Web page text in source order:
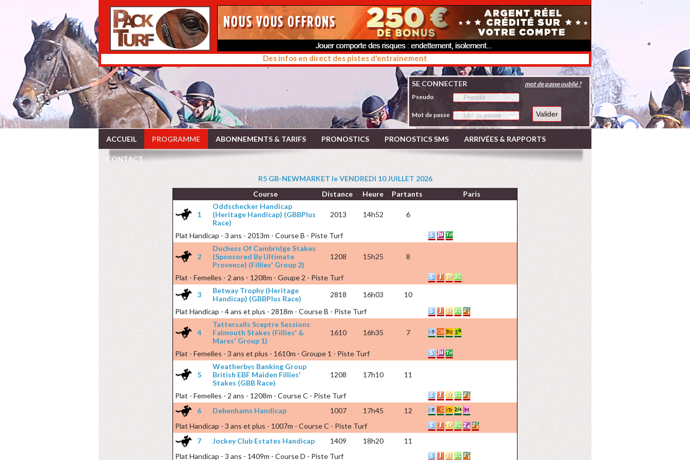
Des infos en direct des pistes d'entraînement
SE CONNECTER
Pseudo
Mot de passe
mot de passe oublié ?
ACCUEIL PROGRAMME ABONNEMENTS & TARIFS PRONOSTICS PRONOSTICS SMS ARRIVÉES & RAPPORTS
CONTACT
R5 GB-NEWMARKET le VENDREDI 10 JUILLET 2026
Course
Distance Heure Partants Paris
1
Oddschecker Handicap
(Heritage Handicap) (GBBPlus
Race)
2013 14h52 6
Plat Handicap - 3 ans - 2013m - Course B - Piste Turf
2
Duchess Of Cambridge Stakes
(Sponsored By Ultimate
Provence) (Fillies' Group 2)
1208 15h25 8
Plat - Femelles - 2 ans - 1208m - Goupe 2 - Piste Turf
3
Betway Trophy (Heritage
Handicap) (GBBPlus Race)
2818 16h03
10
Plat Handicap - 4 ans et plus - 2818m - Course B - Piste Turf
4
Tattersalls Sceptre Sessions
Falmouth Stakes (Fillies' &
Mares' Group 1)
1610 16h35 7
Plat - Femelles - 3 ans et plus - 1610m - Groupe 1 - Piste Turf
5
Weatherbys Banking Group
British EBF Maiden Fillies'
Stakes (GBB Race)
1208 17h10 11
Plat - Femelles - 2 ans - 1208m - Course C - Piste Turf
6
Debenhams Handicap 1007 17h45
12
Plat Handicap - 3 ans et plus - 1007m - Course C - Piste Turf
7
Jockey Club Estates Handicap 1409 18h20
11
Plat Handicap - 3 ans - 1409m - Course D - Piste Turf